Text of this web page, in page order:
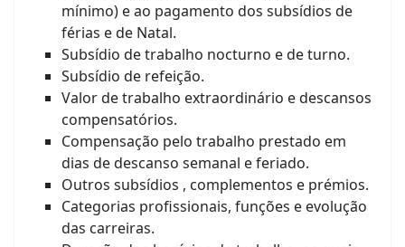
mínimo) e ao pagamento dos subsídios de
férias e de Natal.
Subsídio de trabalho nocturno e de turno.
Subsídio de refeição.
Valor de trabalho extraordinário e descansos
compensatórios.
Compensação pelo trabalho prestado em
dias de descanso semanal e feriado.
Outros subsídios , complementos e prémios.
Categorias profissionais, funções e evolução
das carreiras.